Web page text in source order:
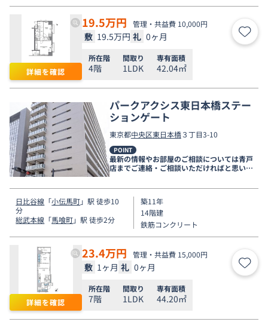
詳細を確認
19.5万円 管理・共益費 10,000円
敷 19.5万円 礼 0ヶ月 お気
所在階
4階
間取り
1LDK
専有面積
42.04㎡
パークアクシス東日本橋ステー
ションゲート
東京都中央区東日本橋３丁目3-10
POINT
最新の情報やお部屋のご相談については青戸
店までご連絡・ご相談いただければと思いま
す。
日比谷線 「小伝馬町」駅 徒歩10
分
総武本線 「馬喰町」駅 徒歩2分
築11年
14階建
鉄筋コンクリート
詳細を確認
23.4万円 管理・共益費 15,000円
敷 1ヶ月 礼 0ヶ月 お気
所在階
7階
間取り
1LDK
専有面積
44.20㎡